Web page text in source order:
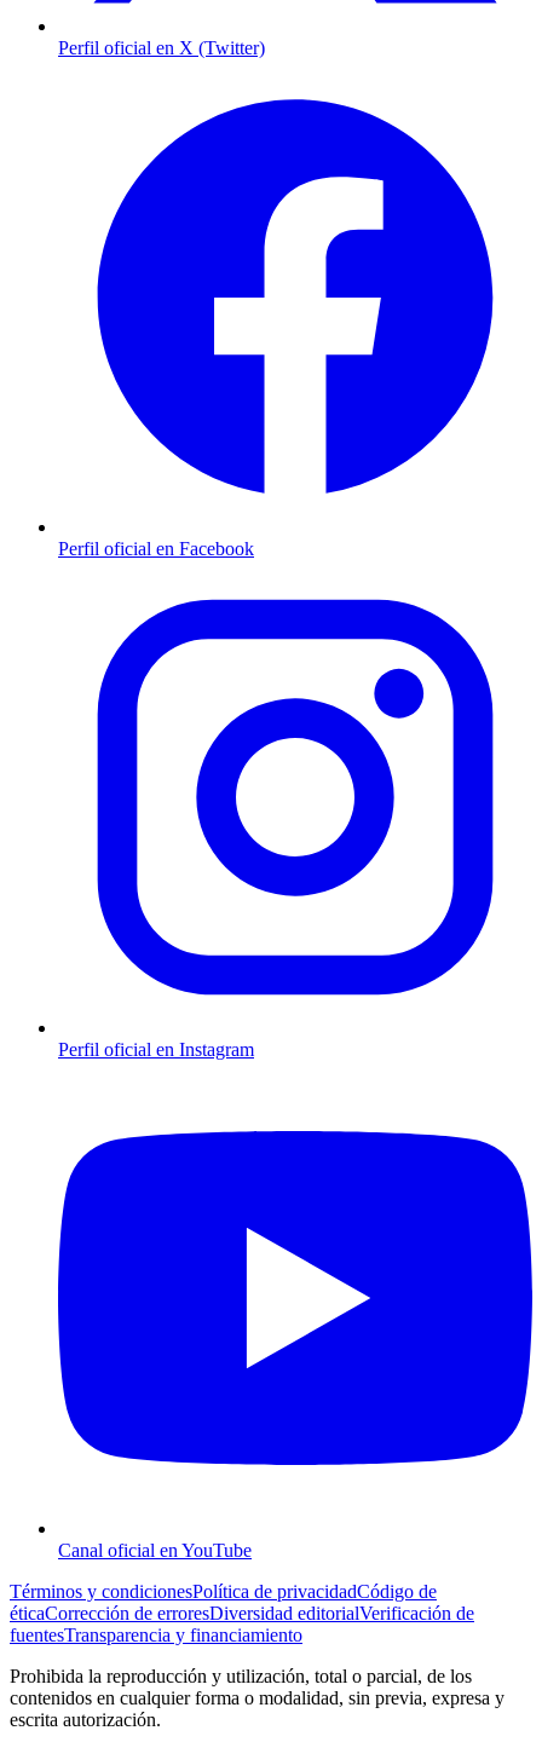
Perfil oficial en X (Twitter)
Perfil oficial en Facebook
Perfil oficial en Instagram
Canal oficial en YouTube
Términos y condicionesPolítica de privacidadCódigo de
éticaCorrección de erroresDiversidad editorialVerificación de
fuentesTransparencia y financiamiento
Prohibida la reproducción y utilización, total o parcial, de los
contenidos en cualquier forma o modalidad, sin previa, expresa y
escrita autorización.